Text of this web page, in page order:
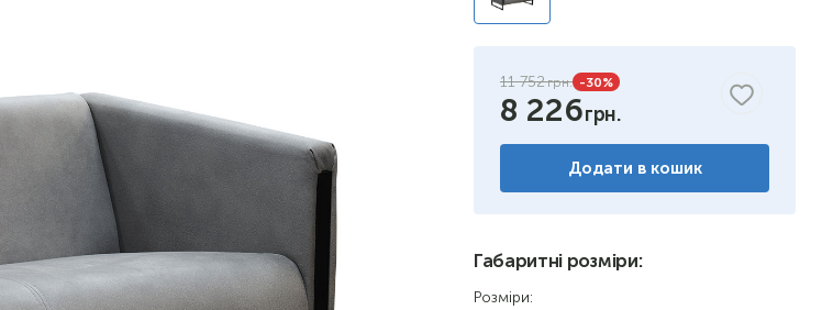
11 752 -30%
8 226
Додати в кошик
Габаритні розміри:
Розміри: